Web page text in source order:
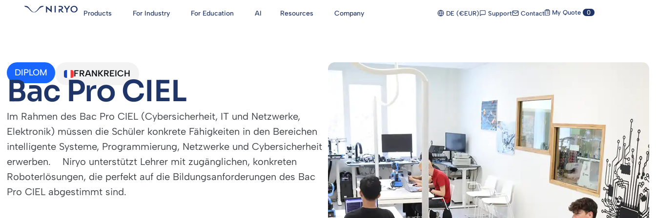
Products For Industry For Education AI Resources Company DE (€EUR) Support Contact My Quote 0
DIPLOM FRANKREICH
Bac Pro CIEL
Im Rahmen des Bac Pro CIEL (Cybersicherheit, IT und Netzwerke,
Elektronik) müssen die Schüler konkrete Fähigkeiten in den Bereichen
intelligente Systeme, Programmierung, Netzwerke und Cybersicherheit
erwerben. Niryo unterstützt Lehrer mit zugänglichen, konkreten
Roboterlösungen, die perfekt auf die Bildungsanforderungen des Bac
Pro CIEL abgestimmt sind.